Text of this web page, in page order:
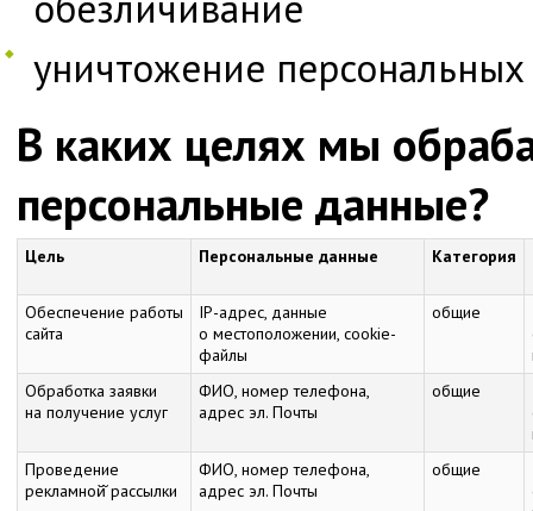
уничтожение
В каких целях мы
персональные данные?
Цель Персональные данные Категория
Обеспечение работы
сайта
IP-адрес, данные
о местоположении, cookie-
файлы
общие
Обработка заявки
на получение услуг
ФИО, номер телефона,
адрес эл. Почты
общие
Проведение
рекламной̆ рассылки
ФИО, номер телефона,
адрес эл. Почты
общие